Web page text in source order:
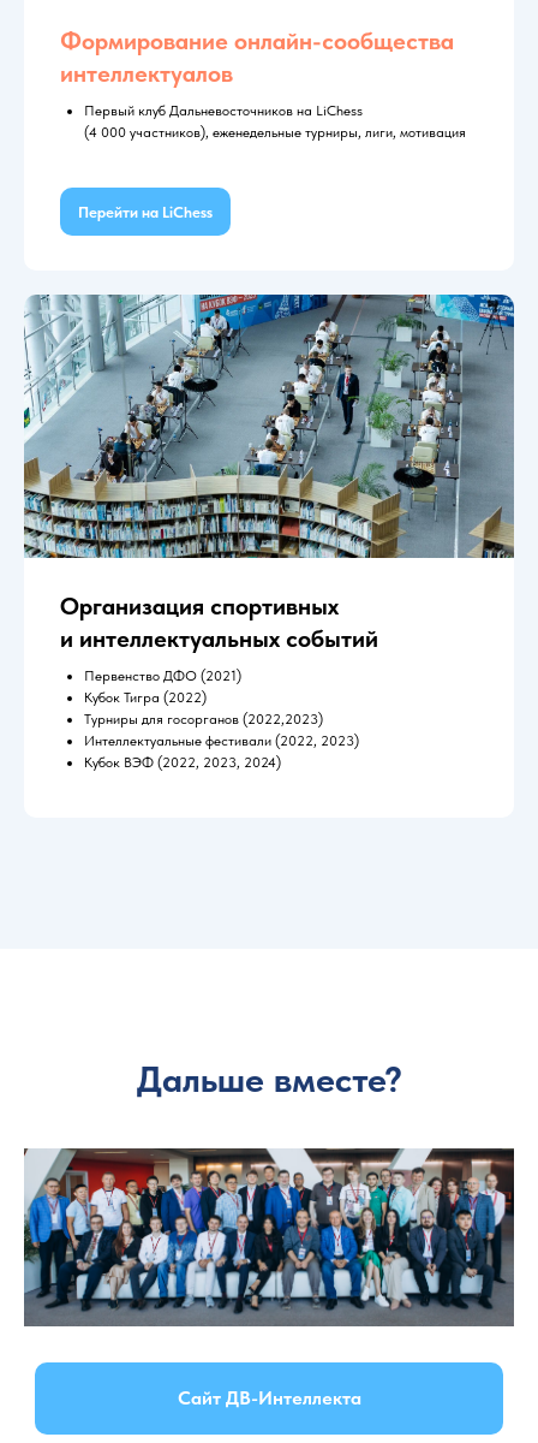
Формирование онлайн-сообщества
интеллектуалов
Первый клуб Дальневосточников на LiChess
(4 000 участников), еженедельные турниры, лиги, мотивация
Перейти на LiChess
Организация спортивных
и интеллектуальных событий
Первенство ДФО (2021)
Кубок Тигра (2022)
Турниры для госорганов (2022,2023)
Интеллектуальные фестивали (2022, 2023)
Кубок ВЭФ (2022, 2023, 2024)
Дальше вместе?
Сайт ДВ-Интеллекта